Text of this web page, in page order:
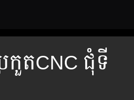
ត​CNC ជុំ​ទី